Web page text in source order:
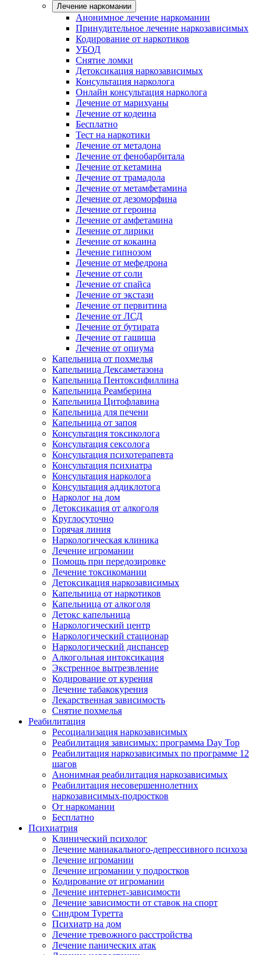
Лечение наркомании
Анонимное лечение наркомании
Принудительное лечение наркозависимых
Кодирование от наркотиков
УБОД
Снятие ломки
Детоксикация наркозависимых
Консультация нарколога
Онлайн консультация нарколога
Лечение от марихуаны
Лечение от кодеина
Бесплатно
Тест на наркотики
Лечение от метадона
Лечение от фенобарбитала
Лечение от кетамина
Лечение от трамадола
Лечение от метамфетамина
Лечение от дезоморфина
Лечение от героина
Лечение от амфетамина
Лечение от лирики
Лечение от кокаина
Лечение гипнозом
Лечение от мефедрона
Лечение от соли
Лечение от спайса
Лечение от экстази
Лечение от первитина
Лечение от ЛСД
Лечение от бутирата
Лечение от гашиша
Лечение от опиума
Капельница от похмелья
Капельница Дексаметазона
Капельница Пентоксифиллина
Капельница Реамберина
Капельница Цитофлавина
Капельница для печени
Капельница от запоя
Консультация токсиколога
Консультация сексолога
Консультация психотерапевта
Консультация психиатра
Консультация нарколога
Консультация аддиклотога
Нарколог на дом
Детоксикация от алкоголя
Круглосуточно
Горячая линия
Наркологическая клиника
Лечение игромании
Помощь при передозировке
Лечение токсикомании
Детоксикация наркозависимых
Капельница от наркотиков
Капельница от алкоголя
Детокс капельница
Наркологический центр
Наркологический стационар
Наркологический диспансер
Алкогольная интоксикация
Экстренное вытрезвление
Кодирование от курения
Лечение табакокурения
Лекарственная зависимость
Снятие похмелья
Реабилитация
Ресоциализация наркозависимых
Реабилитация зависимых: программа Day Top
Реабилитация наркозависимых по программе 12
шагов
Анонимная реабилитация наркозависимых
Реабилитация несовершеннолетних
наркозависимых-подростков
От наркомании
Бесплатно
Психиатрия
Клинический психолог
Лечение маниакального-депрессивного психоза
Лечение игромании
Лечение игромании у подростков
Кодирование от игромании
Лечение интернет-зависимости
Лечение зависимости от ставок на спорт
Синдром Туретта
Психиатр на дом
Лечение тревожного расстройства
Лечение панических атак